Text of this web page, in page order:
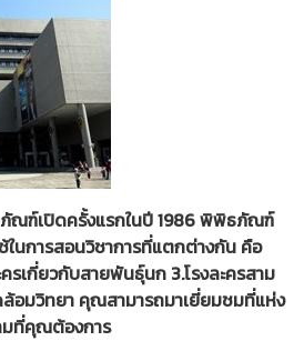
ณฑ์เปิดครั้งแรกในปี 1986 พิพิธภัณฑ์
ในการสอนวิชาการที่แตกต่างกัน คือ
ครเกี่ยวกับสายพันธุ์นก 3.โรงละครสาม
ล้อมวิทยา คุณสามารถมาเยี่ยมชมที่แห่ง
มที่คุณต้องการ